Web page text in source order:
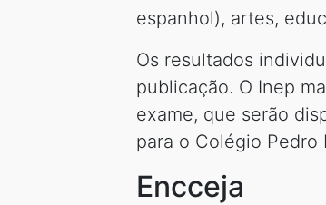
espanhol), artes,
Os resultados
publicação. O Inep
exame, que serão
para o Colégio
Encceja